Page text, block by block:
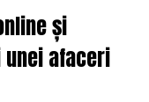
și
afaceri